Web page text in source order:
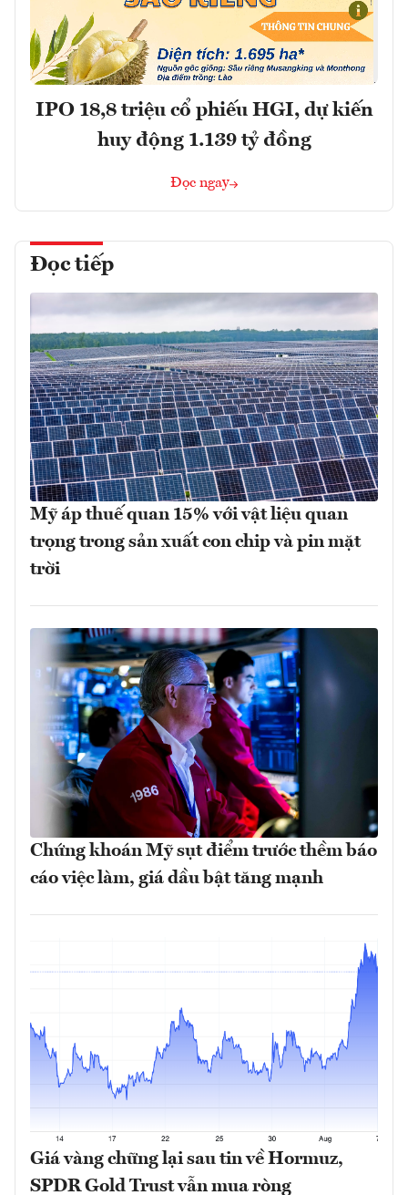
IPO 18,8 triệu cổ phiếu HGI, dự kiến
huy động 1.139 tỷ đồng
Đọc ngay
Đọc tiếp
Mỹ áp thuế quan 15% với vật liệu quan
trọng trong sản xuất con chip và pin mặt
trời
Chứng khoán Mỹ sụt điểm trước thềm báo
cáo việc làm, giá dầu bật tăng mạnh
Giá vàng chững lại sau tin về Hormuz,
SPDR Gold Trust vẫn mua ròng